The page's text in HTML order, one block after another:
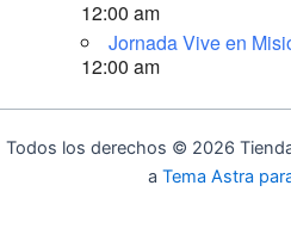
12:00 am
Jornada Vive en
12:00 am
Todos los derechos © 2026
a Tema Astra